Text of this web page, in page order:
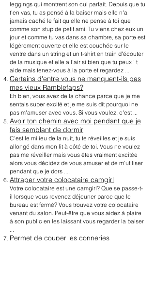
leggings qui montrent son cul parfait. Depuis que tu
t'en vas, tu as pensé à la baiser mais elle n'a
jamais caché le fait qu'elle ne pense à toi que
comme son stupide petit ami. Tu viens chez eux un
jour et comme tu vas dans sa chambre, sa porte est
légèrement ouverte et elle est couchée sur le
ventre dans un string et un t-shirt en train d'écouter
de la musique et elle a l'air si bien que tu peux ' t
aide mais tenez-vous à la porte et regardez ...
Certains d'entre vous ne manquent-ils pas
mes vieux Ramblefaps?
Eh bien, vous avez de la chance parce que je me
sentais super excité et je me suis dit pourquoi ne
pas m'amuser avec vous. Si vous voulez, c'est ...
Avoir ton chemin avec moi pendant que je
fais semblant de dormir
C'est le milieu de la nuit, tu te réveilles et je suis
allongé dans mon lit à côté de toi. Vous ne voulez
pas me réveiller mais vous êtes vraiment excitée
alors vous décidez de vous amuser et de m'utiliser
pendant que je dors ....
Attraper votre colocataire camgirl
Votre colocataire est une camgirl? Que se passe-t-
il lorsque vous revenez déjeuner parce que le
bureau est fermé? Vous trouvez votre colocataire
venant du salon. Peut-être que vous aidez à plaire
à son public en les laissant vous regarder la baiser
...
Permet de couper les conneries